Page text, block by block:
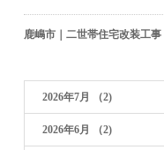
鹿嶋市｜二世帯住宅改装工
2026年7月 （2)
2026年6月 （2)